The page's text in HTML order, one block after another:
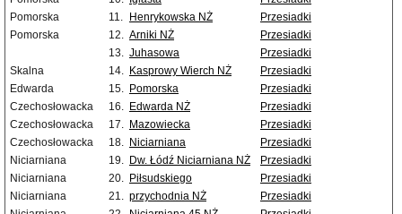
Pomorska
11. Henrykowska NŻ
Przesiadki
Pomorska
12. Arniki NŻ
Przesiadki
13. Juhasowa
Przesiadki
Skalna
14. Kasprowy Wierch NŻ
Przesiadki
Edwarda
15. Pomorska
Przesiadki
Czechosłowacka
16. Edwarda NŻ
Przesiadki
Czechosłowacka
17. Mazowiecka
Przesiadki
Czechosłowacka
18. Niciarniana
Przesiadki
Niciarniana
19. Dw. Łódź Niciarniana NŻ
Przesiadki
Niciarniana
20. Piłsudskiego
Przesiadki
Niciarniana
21. przychodnia NŻ
Przesiadki